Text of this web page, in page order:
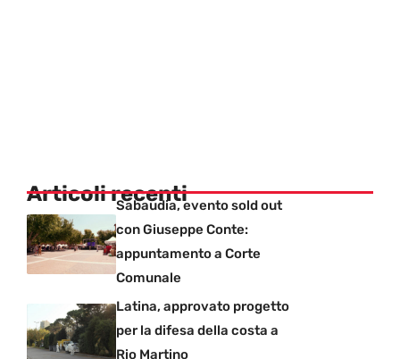
Articoli recentiSabaudia, evento sold out
con Giuseppe Conte:
appuntamento a Corte
Comunale
Latina, approvato progetto
per la difesa della costa a
Rio Martino